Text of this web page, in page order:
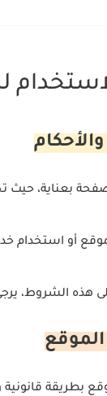
بعناية، حيث
أو استخدام
هذه الشروط،
بطريقة قانونية